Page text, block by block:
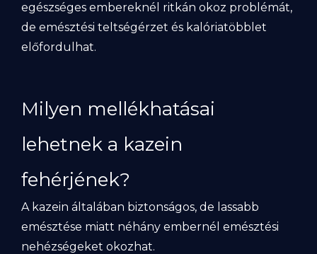
egészséges embereknél ritkán okoz problémát,
de emésztési teltségérzet és kalóriatöbblet
előfordulhat.
Milyen mellékhatásai
lehetnek a kazein
fehérjének?
A kazein általában biztonságos, de lassabb
emésztése miatt néhány embernél emésztési
nehézségeket okozhat.